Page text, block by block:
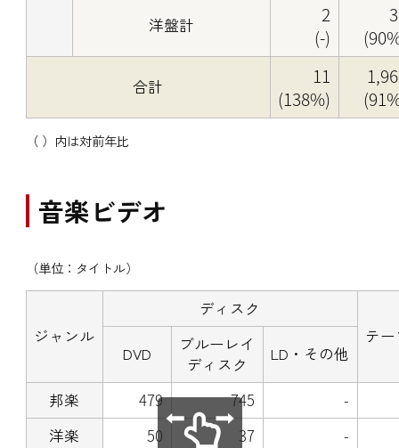
洋盤計
2
(-)
合計
11
(138%)
（ ）内は対前年比
音楽ビデオ
（単位：タイトル）
ジャンル
ディスク
テ
DVD
ブルーレイ
ディスク
LD・その他
邦楽 479 745
-
洋楽
50 37
-